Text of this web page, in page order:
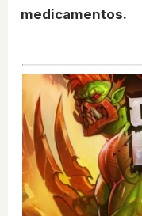
medicamentos.